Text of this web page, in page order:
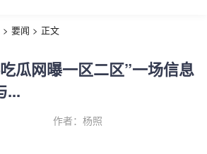
> 要闻 > 正文
吃瓜网曝一区二区”一场信息
...
作者： 杨照